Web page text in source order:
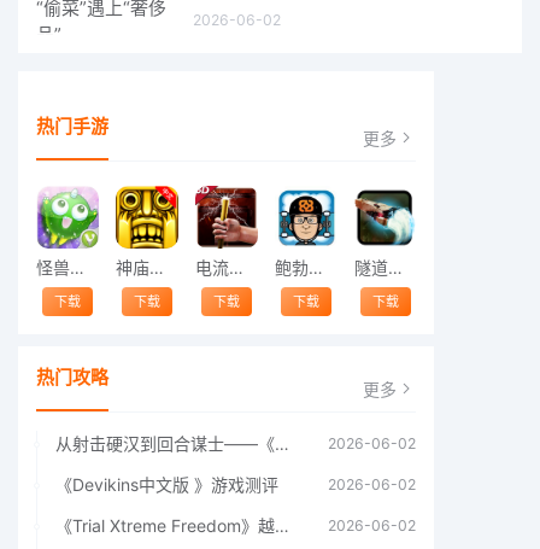
2026-06-02
热门手游 更多
怪兽跳跃
下载
神庙逃亡中文版
下载
电流急急棒
下载
鲍勃的梦境
下载
隧道逃脱
下载
热门攻略 更多
从射击硬汉到回合谋士——《战争机器：战略版》如何演绎另一位猛男的传奇 2026-06-02
《Devikins中文版 》游戏测评 2026-06-02
《Trial Xtreme Freedom》越野摩托车测评总结 2026-06-02